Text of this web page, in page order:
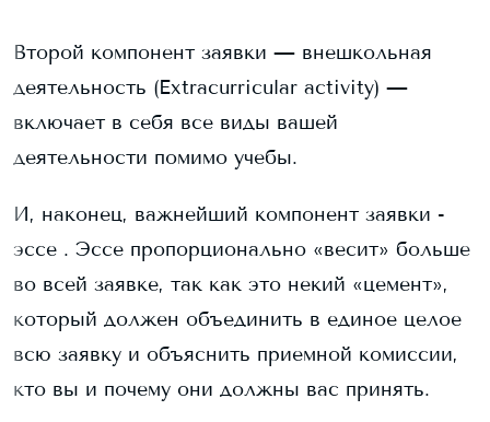
Второй компонент заявки — внешкольная
деятельность (Extracurricular activity) —
включает в себя все виды вашей
деятельности помимо учебы.
И, наконец, важнейший компонент заявки -
эссе . Эссе пропорционально «весит» больше
во всей заявке, так как это некий «цемент»,
который должен объединить в единое целое
всю заявку и объяснить приемной комиссии,
кто вы и почему они должны вас принять.